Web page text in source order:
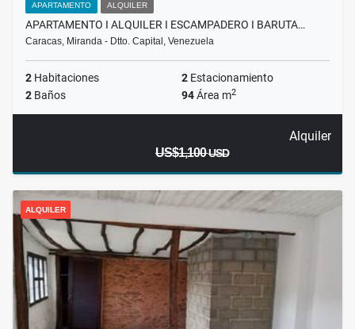
APARTAMENTO ALQUILER
APARTAMENTO I ALQUILER I ESCAMPADERO I BARUTA…
Caracas, Miranda - Dtto. Capital, Venezuela
2 Habitaciones 2 Estacionamiento
2 Baños 94Área m2
Alquiler
US$1,100USD
ALQUILER